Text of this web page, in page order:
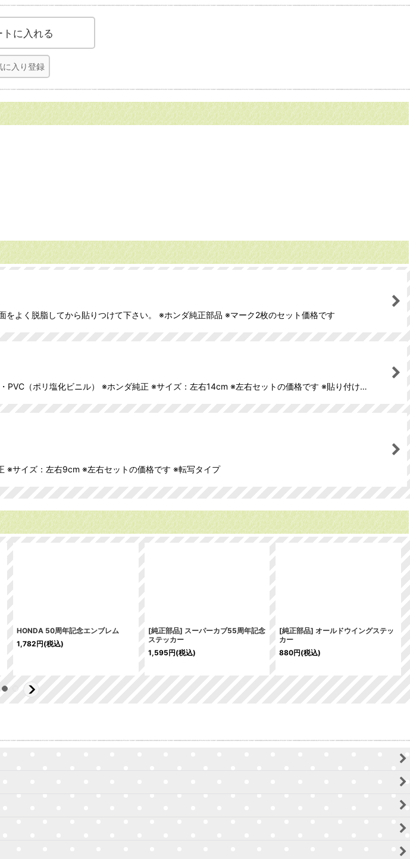
トに入れる
に入り登録
よく脱脂してから貼りつけて下さい。 ※ホンダ純正部品 ※マーク2枚のセット価格です
PVC（ポリ塩化ビニル） ※ホンダ純正 ※サイズ：左右14cm ※左右セットの価格です ※貼り付け…
※サイズ：左右9cm ※左右セットの価格です ※転写タイプ
HONDA 50周年記念エンブレム
1,782円(税込)
[純正部品] スーパーカブ55周年記念
ステッカー
1,595円(税込)
[純正部品] オールドウイングステッ
カー
880円(税込)